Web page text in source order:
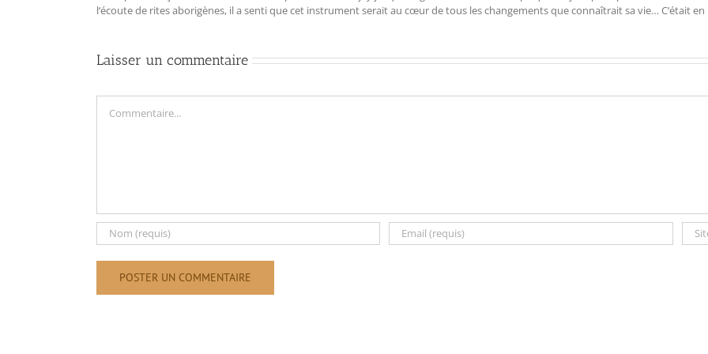
l‘écoute de rites aborigènes, il a senti que cet instrument serait au cœur de tous les changements que connaîtrait sa vie… C‘était en
Laisser un commentaire